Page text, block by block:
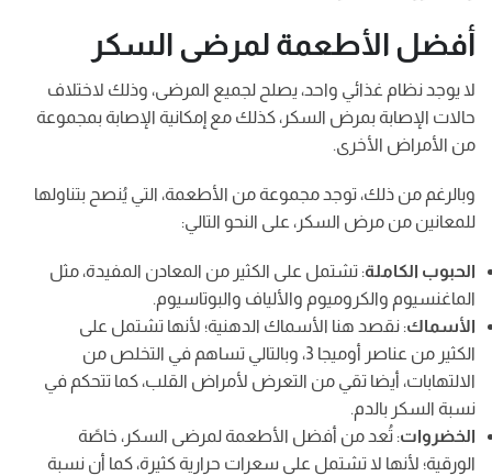
أفضل الأطعمة لمرضى السكر
لا يوجد نظام غذائي واحد، يصلح لجميع المرضى، وذلك لاختلاف
حالات الإصابة بمرض السكر، كذلك مع إمكانية الإصابة بمجموعة
من الأمراض الأخرى.
وبالرغم من ذلك، توجد مجموعة من الأطعمة، التي يُنصح بتناولها
للمعانين من مرض السكر، على النحو التالي:
الحبوب الكاملة: تشتمل على الكثير من المعادن المفيدة، مثل
الماغنسيوم والكروميوم والألياف والبوتاسيوم.
الأسماك: نقصد هنا الأسماك الدهنية؛ لأنها تشتمل على
الكثير من عناصر أوميجا 3، وبالتالي تساهم في التخلص من
الالتهابات، أيضا تقي من التعرض لأمراض القلب، كما تتحكم في
نسبة السكر بالدم.
الخضروات: تُعد من أفضل الأطعمة لمرضى السكر، خاصًة
الورقية؛ لأنها لا تشتمل على سعرات حرارية كثيرة، كما أن نسبة